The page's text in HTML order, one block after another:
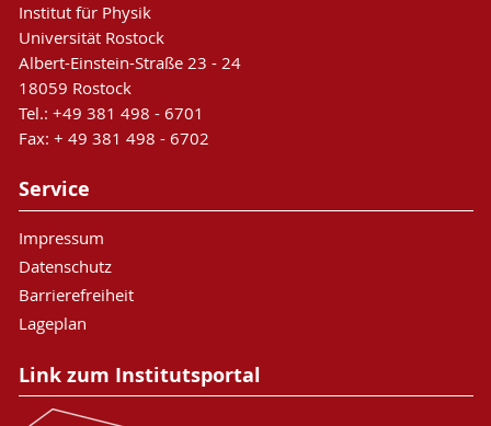
Institut für Physik
Universität Rostock
Albert-Einstein-Straße 23 - 24
18059 Rostock
Tel.: +49 381 498 - 6701
Fax: + 49 381 498 - 6702
Service
Impressum
Datenschutz
Barrierefreiheit
Lageplan
Link zum Institutsportal